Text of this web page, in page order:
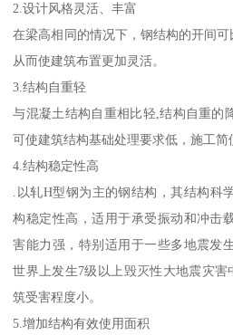
2.设计风格灵活、丰富
在梁高相同的情况下，钢结构的开间可
从而使建筑布置更加灵活。
3.结构自重轻
与混凝土结构自重相比轻,结构自重的
可使建筑结构基础处理要求低，施工简
4.结构稳定性高
.以轧H型钢为主的钢结构，其结构科
构稳定性高，适用于承受振动和冲击
害能力强，特别适用于一些多地震发
世界上发生7级以上毁灭性大地震灾
筑受害程度小。
5.增加结构有效使用面积